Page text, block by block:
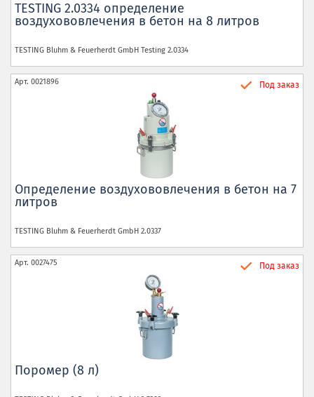
TESTING 2.0334 определение
воздухововлечения в бетон на 8 литров
TESTING Bluhm & Feuerherdt GmbH Testing 2.0334
Арт. 0021896 Под заказ
Определение воздухововлечения в бетон на 7
литров
TESTING Bluhm & Feuerherdt GmbH 2.0337
Арт. 0027475 Под заказ
Поромер (8 л)